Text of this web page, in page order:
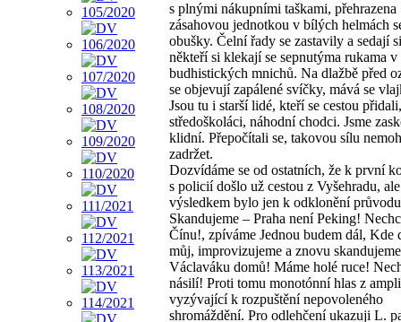
s plnými nákupními taškami, přehrazena
zásahovou jednotkou v bílých helmách
obušky. Čelní řady se zastavily a sedají
někteří si klekají se sepnutýma rukama v
budhistických mnichů. Na dlažbě před
se objevují zapálené svíčky, mává se
Jsou tu i starší lidé, kteří se cestou přidali,
středoškoláci, náhodní chodci. Jsme
klidní. Přepočítali se, takovou sílu
zadržet.
Dozvídáme se od ostatních, že k první
s policií došlo už cestou z Vyšehradu, ale
výsledkem bylo jen k odklonění
Skandujeme – Praha není Peking!
Čínu!, zpíváme Jednou budem dál, Kde
můj, improvizujeme a znovu
Václaváku domů! Máme holé ruce!
násilí! Proti tomu monotónní hlas z
vyzývající k rozpuštění nepovoleného
shromáždění. Pro odlehčení ukazuji L.